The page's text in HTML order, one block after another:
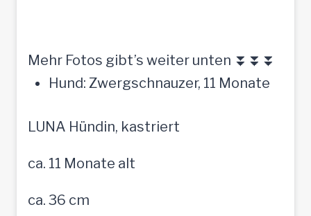
Mehr Fotos gibt’s weiter unten ⏬⏬⏬
Hund: Zwergschnauzer, 11 Monate
LUNA Hündin, kastriert
ca. 11 Monate alt
ca. 36 cm